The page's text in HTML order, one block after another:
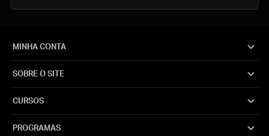
MINHA CONTA
SOBRE O SITE
CURSOS
PROGRAMAS